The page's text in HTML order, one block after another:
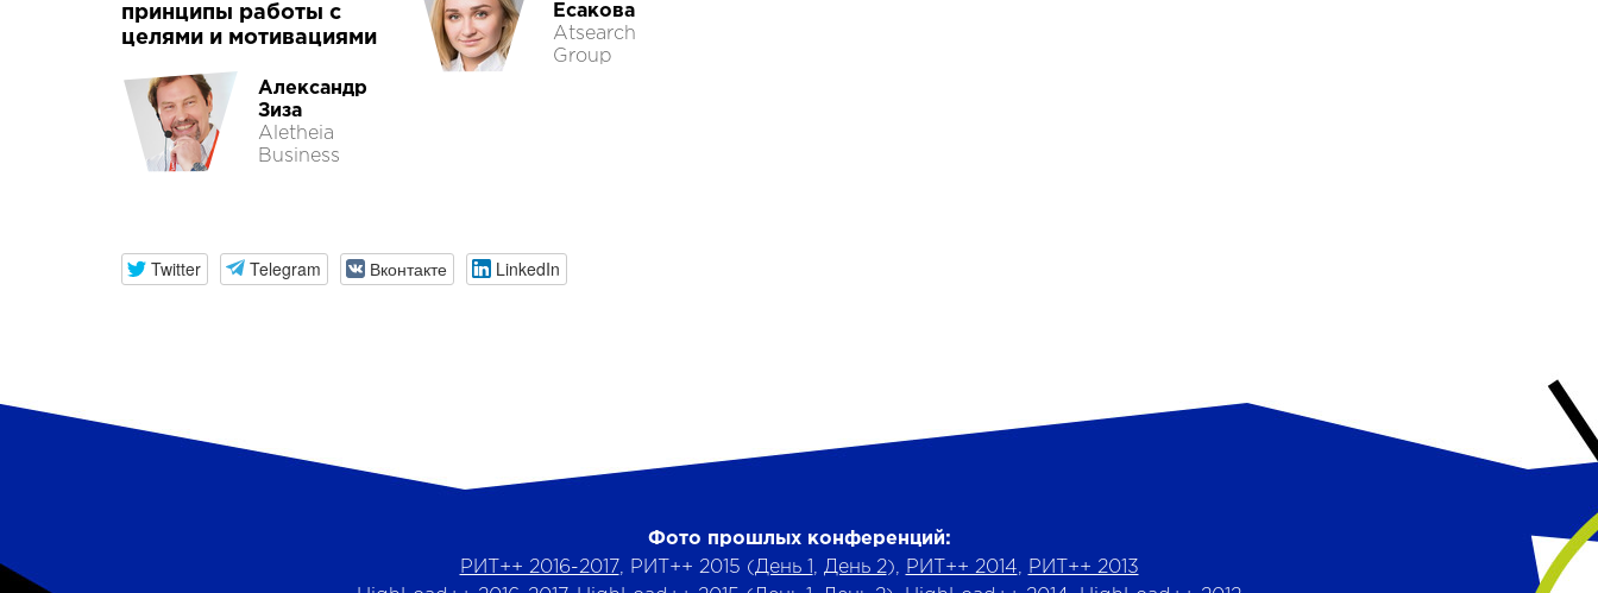
принципы работы с
целями и мотивациями
Александр
Зиза
Aletheia
Business
Есакова
Atsearch
Group
Twitter Telegram Вконтакте LinkedIn
Фото прошлых конференций:
РИТ++ 2016-2017, РИТ++ 2015 (День 1 , День 2), РИТ++ 2014, РИТ++ 2013